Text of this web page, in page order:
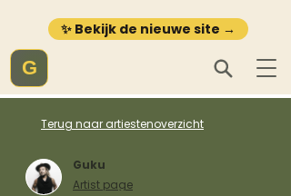
✨ Bekijk de nieuwe site →
G
Terug naar artiestenoverzicht
Guku
Artist page